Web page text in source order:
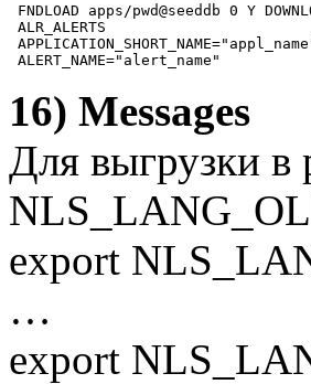
FNDLOAD apps/pwd@seeddb 0 Y
ALR_ALERTS
ALERT_NAME="alert_name"
16) Messages
Для выгрузки в
export
…
export